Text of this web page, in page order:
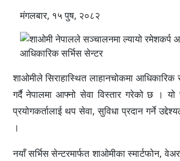
मंगलबार, १५ पुष, २०८२
शाओमीले सिराहास्थित लाहानचोकमा आधिकारिक
गर्दै नेपालमा आफ्नो सेवा विस्तार गरेको छ । यो
प्रयोगकर्तालाई थप सेवा, सुविधा प्रदान गर्ने
।
नयाँ सर्भिस सेन्टरमार्फत शाओमीका स्मार्टफोन,